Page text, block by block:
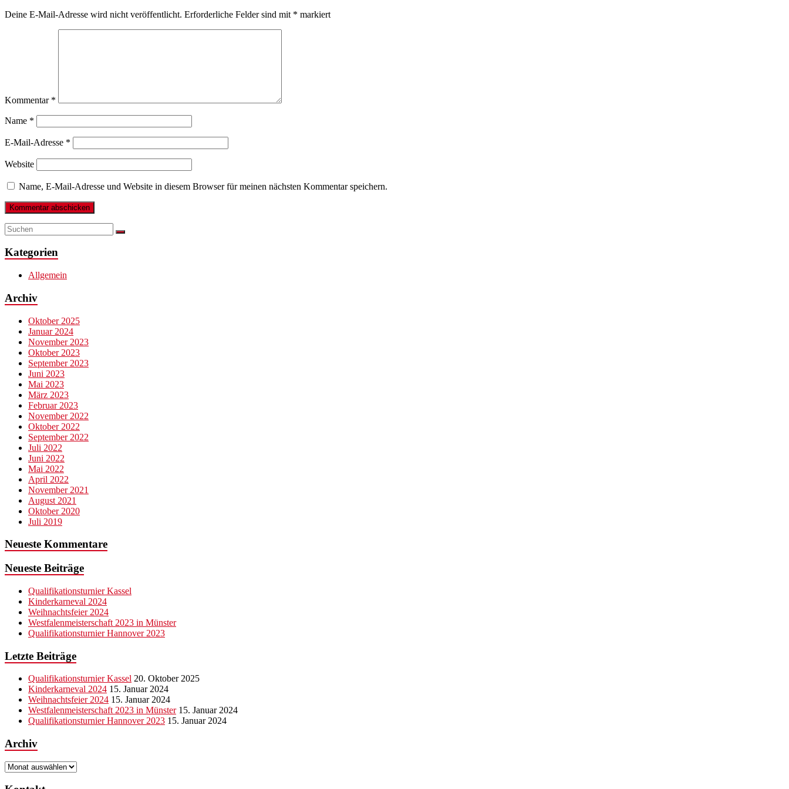
Deine E-Mail-Adresse wird nicht veröffentlicht. Erforderliche Felder sind mit * markiert
Kommentar *
Name *
E-Mail-Adresse *
Website
Name, E-Mail-Adresse und Website in diesem Browser für meinen nächsten Kommentar speichern.
Kategorien
Allgemein
Archiv
Oktober 2025
Januar 2024
November 2023
Oktober 2023
September 2023
Juni 2023
Mai 2023
März 2023
Februar 2023
November 2022
Oktober 2022
September 2022
Juli 2022
Juni 2022
Mai 2022
April 2022
November 2021
August 2021
Oktober 2020
Juli 2019
Neueste Kommentare
Neueste Beiträge
Qualifikationsturnier Kassel
Kinderkarneval 2024
Weihnachtsfeier 2024
Westfalenmeisterschaft 2023 in Münster
Qualifikationsturnier Hannover 2023
Letzte Beiträge
Qualifikationsturnier Kassel 20. Oktober 2025
Kinderkarneval 2024 15. Januar 2024
Weihnachtsfeier 2024 15. Januar 2024
Westfalenmeisterschaft 2023 in Münster 15. Januar 2024
Qualifikationsturnier Hannover 2023 15. Januar 2024
Archiv
Archiv